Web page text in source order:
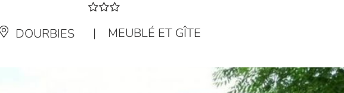
DOURBIES | MEUBLÉ ET GÎTE